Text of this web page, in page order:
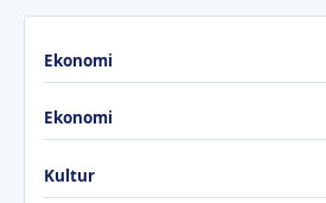
Ekonomi
Ekonomi
Kultur